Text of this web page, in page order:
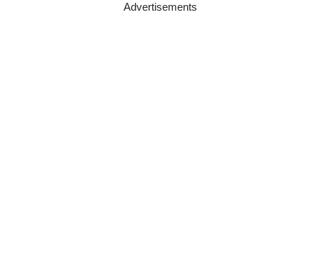
Advertisements